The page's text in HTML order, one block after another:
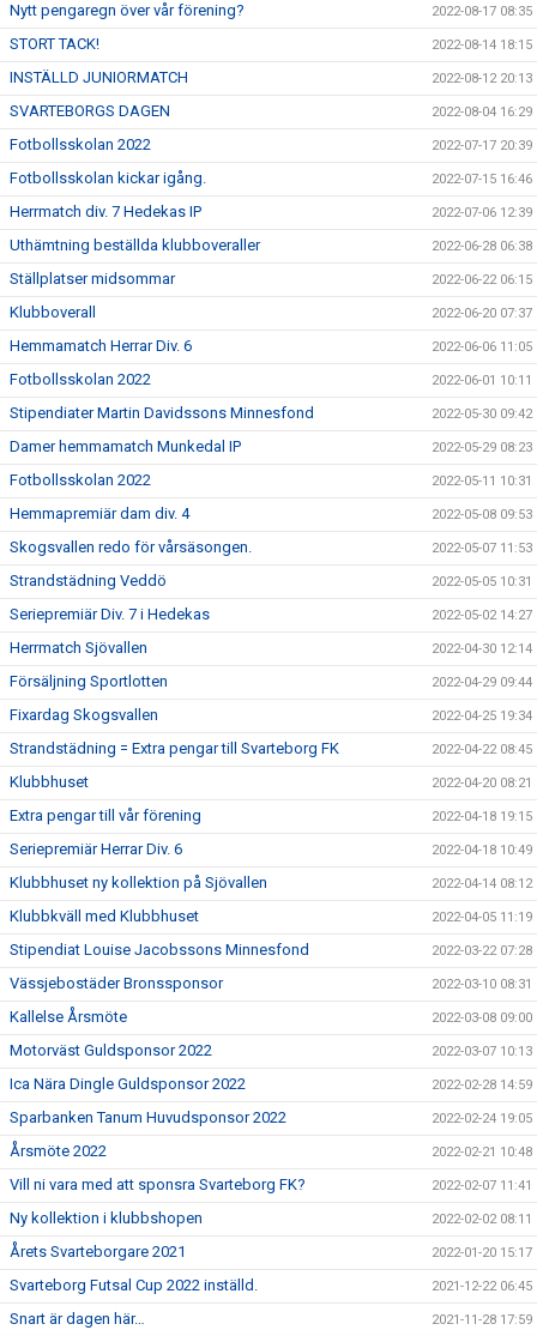
Nytt pengaregn över vår förening? 2022-08-17 08:35
STORT TACK! 2022-08-14 18:15
INSTÄLLD JUNIORMATCH 2022-08-12 20:13
SVARTEBORGS DAGEN 2022-08-04 16:29
Fotbollsskolan 2022 2022-07-17 20:39
Fotbollsskolan kickar igång. 2022-07-15 16:46
Herrmatch div. 7 Hedekas IP 2022-07-06 12:39
Uthämtning beställda klubboveraller 2022-06-28 06:38
Ställplatser midsommar 2022-06-22 06:15
Klubboverall 2022-06-20 07:37
Hemmamatch Herrar Div. 6 2022-06-06 11:05
Fotbollsskolan 2022 2022-06-01 10:11
Stipendiater Martin Davidssons Minnesfond 2022-05-30 09:42
Damer hemmamatch Munkedal IP 2022-05-29 08:23
Fotbollsskolan 2022 2022-05-11 10:31
Hemmapremiär dam div. 4 2022-05-08 09:53
Skogsvallen redo för vårsäsongen. 2022-05-07 11:53
Strandstädning Veddö 2022-05-05 10:31
Seriepremiär Div. 7 i Hedekas 2022-05-02 14:27
Herrmatch Sjövallen 2022-04-30 12:14
Försäljning Sportlotten 2022-04-29 09:44
Fixardag Skogsvallen 2022-04-25 19:34
Strandstädning = Extra pengar till Svarteborg FK 2022-04-22 08:45
Klubbhuset 2022-04-20 08:21
Extra pengar till vår förening 2022-04-18 19:15
Seriepremiär Herrar Div. 6 2022-04-18 10:49
Klubbhuset ny kollektion på Sjövallen 2022-04-14 08:12
Klubbkväll med Klubbhuset 2022-04-05 11:19
Stipendiat Louise Jacobssons Minnesfond 2022-03-22 07:28
Vässjebostäder Bronssponsor 2022-03-10 08:31
Kallelse Årsmöte 2022-03-08 09:00
Motorväst Guldsponsor 2022 2022-03-07 10:13
Ica Nära Dingle Guldsponsor 2022 2022-02-28 14:59
Sparbanken Tanum Huvudsponsor 2022 2022-02-24 19:05
Årsmöte 2022 2022-02-21 10:48
Vill ni vara med att sponsra Svarteborg FK? 2022-02-07 11:41
Ny kollektion i klubbshopen 2022-02-02 08:11
Årets Svarteborgare 2021 2022-01-20 15:17
Svarteborg Futsal Cup 2022 inställd. 2021-12-22 06:45
Snart är dagen här… 2021-11-28 17:59